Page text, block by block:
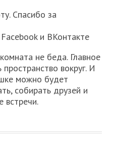
Спасибо за
и ВКонтакте
не беда. Главное
вокруг. И
можно будет
собирать друзей и
встречи.